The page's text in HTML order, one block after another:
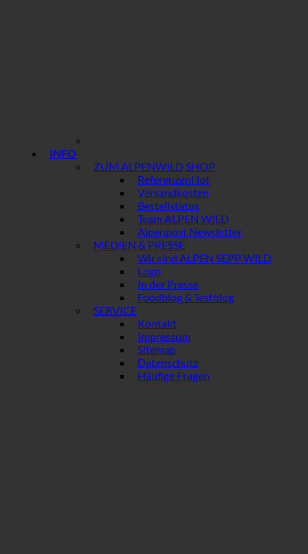
INFO
ZUM ALPENWILD SHOP
Referenzen
Versandkosten
Bestellstatus
Team ALPEN WILD
Alpenpost Newsletter
MEDIEN & PRESSE
Wir sind ALPEN SEPP WILD
Logo
In der Presse
Foodblog & Testblog
SERVICE
Kontakt
Impressum
Sitemap
Datenschutz
Häufige Fragen